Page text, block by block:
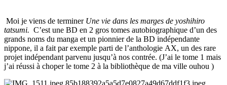
Moi je viens de terminer Une vie dans les marges de yoshihiro
tatsumi. C’est une BD en 2 gros tomes autobiographique d’un des
grands noms du manga et un pionnier de la BD indépendante
nippone, il a fait par exemple parti de l’anthologie AX, un des rare
projet indépendant parvenu jusqu’à nos contrée. (J’ai le tome 1 mais
j’ai réussi à choper le tome 2 à la bibliothèque de ma ville ouhou )